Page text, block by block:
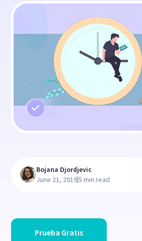
Prueba Gratis
Bojana Djordjevic
June 21, 2019|5 min read